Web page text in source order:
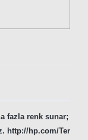
fazla renk sunar;
http://hp.com/Ter